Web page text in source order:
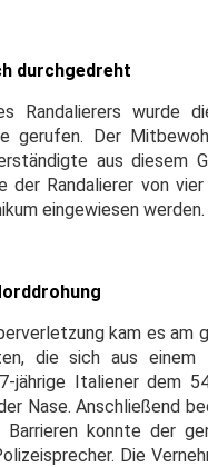
durchgedreht
Randalierers
gerufen. Der
aus diesem
der Randalierer von
eingewiesen
kam es am
die sich aus einem
jährige Italiener dem
Nase. Anschließend
Barrieren konnte der
Die